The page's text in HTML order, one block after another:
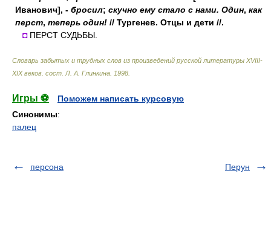
Иванович], - бросил; скучно ему стало с нами. Один, как
перст, теперь один! // Тургенев. Отцы и дети //.
◘ПЕРСТ СУДЬБЫ.
Словарь забытых и трудных слов из произведений русской литературы ХVIII-
ХIХ веков сост. Л. А. Глинкина 1998
Игры ⚽
Поможем написать курсовую
Синонимы:
палец
персона Перун